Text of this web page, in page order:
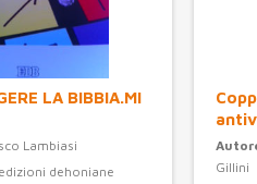
LA BIBBIA.MI
Lambiasi
edizioni dehoniane
Gillini